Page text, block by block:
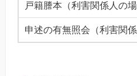
戸籍謄本（利害関係人の場
申述の有無照会（利害関係